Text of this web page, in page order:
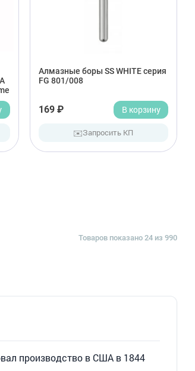
Алмазные боры SS WHITE серия
FG 801/008
169 ₽ В корзину
✉️Запросить КП
Товаров показано 24 из 990
производство в США в 1844